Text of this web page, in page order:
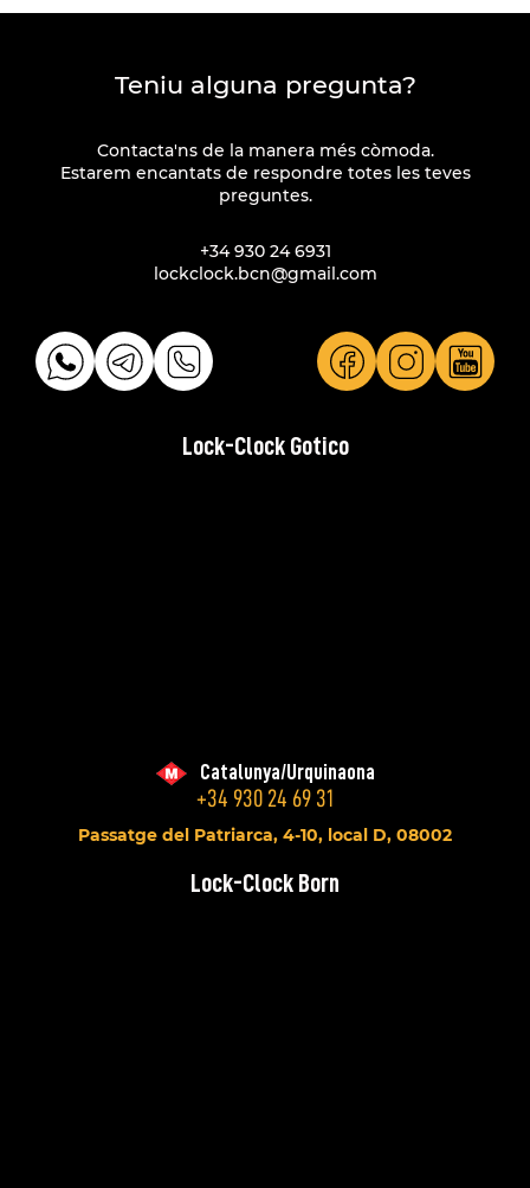
Teniu alguna pregunta?
Contacta'ns de la manera més còmoda.
Estarem encantats de respondre totes les teves
preguntes.
+34 930 24 6931
lockclock.bcn@gmail.com
Lock-Clock Gotico
Catalunya/Urquinaona
+34 930 24 69 31
Passatge del Patriarca, 4-10, local D, 08002
Lock-Clock Born